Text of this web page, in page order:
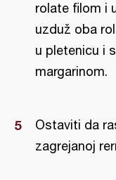
rolate filom i
uzduž oba
u pletenicu i
margarinom.
Ostaviti da
zagrejanoj